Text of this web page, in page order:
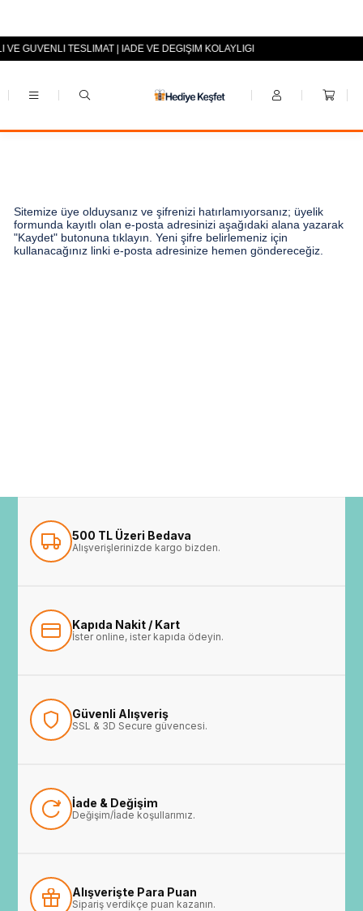
+90 (0553) 694 94 70
VE GÜVENLİ TESLİMAT | İADE VE DEĞİŞİM KOLAYLIĞI
Sitemize üye olduysanız ve şifrenizi hatırlamıyorsanız; üyelik
formunda kayıtlı olan e-posta adresinizi aşağıdaki alana yazarak
"Kaydet" butonuna tıklayın. Yeni şifre belirlemeniz için
kullanacağınız linki e-posta adresinize hemen göndereceğiz.
500 TL Üzeri Bedava
Alışverişlerinizde kargo bizden.
Kapıda Nakit / Kart
İster online, ister kapıda ödeyin.
Güvenli Alışveriş
SSL & 3D Secure güvencesi.
İade & Değişim
Değişim/İade koşullarımız.
Alışverişte Para Puan
Sipariş verdikçe puan kazanın.